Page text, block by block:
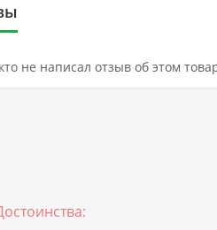
не написал отзыв об этом